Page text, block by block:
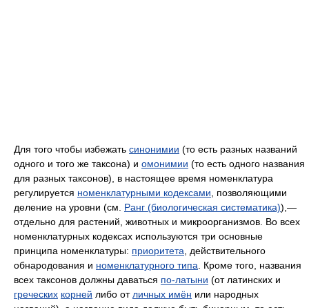
Для того чтобы избежать синонимии (то есть разных названий
одного и того же таксона) и омонимии (то есть одного названия
для разных таксонов), в настоящее время номенклатура
регулируется номенклатурными кодексами, позволяющими
деление на уровни (см. Ранг (биологическая систематика)),—
отдельно для растений, животных и микроорганизмов. Во всех
номенклатурных кодексах используются три основные
принципа номенклатуры: приоритета, действительного
обнародования и номенклатурного типа. Кроме того, названия
всех таксонов должны даваться по-латыни (от латинских и
греческих корней либо отличных имён или народных